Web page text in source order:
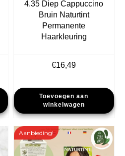
4.35 Diep Cappuccino
Bruin Naturtint
Permanente
Haarkleuring
€16,49
Toevoegen aan
winkelwagen
Aanbieding!